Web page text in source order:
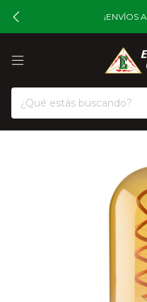
¡ENVÍOS